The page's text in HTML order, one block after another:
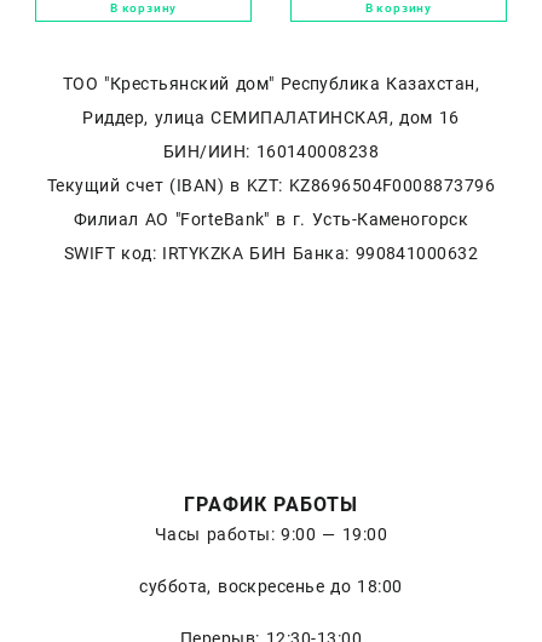
В корзину В корзину
ТОО "Крестьянский дом" Республика Казахстан,
Риддер, улица СЕМИПАЛАТИНСКАЯ, дом 16
БИН/ИИН: 160140008238
Текущий счет (IBAN) в KZT: KZ8696504F0008873796
Филиал АО "ForteBank" в г. Усть-Каменогорск
SWIFT код: IRTYKZKA БИН Банка: 990841000632
ГРАФИК РАБОТЫ
Часы работы: 9:00 — 19:00
суббота, воскресенье до 18:00